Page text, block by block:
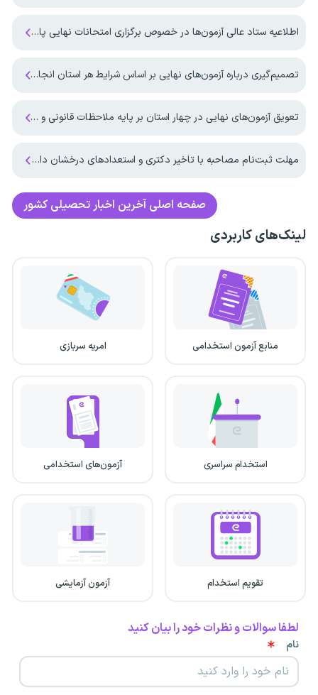
اطلاعیه ستاد عالی آزمون‌ها در خصوص برگزاری امتحانات نهایی پایه دوازدهم
تصمیم‌گیری درباره آزمون‌های نهایی بر اساس شرایط هر استان انجام می‌شود
تعویق آزمون‌های نهایی در چهار استان بر پایه ملاحظات قانونی و کارشناسی انجام شد
مهلت ثبت‌نام مصاحبه با تاخیر دکتری و استعدادهای درخشان دانشگاه آزاد اعلام شد
صفحه اصلی آخرین اخبار تحصیلی کشور
لینک‌های کاربردی
منابع آزمون استخدامی امریه سربازی
استخدام سراسری آزمون‌های استخدامی
تقویم استخدام آزمون آزمایشی
لطفا سوالات و نظرات خود را بیان کنید
نام